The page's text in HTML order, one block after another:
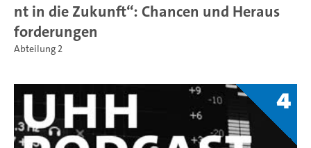
nt in die Zukunft“: Chancen und Heraus
forderungen
Abteilung 2
4